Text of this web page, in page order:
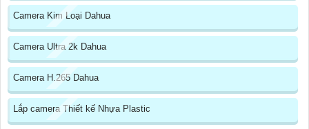
Camera Kim Loại Dahua
Camera Ultra 2k Dahua
Camera H.265 Dahua
Lắp camera Thiết kế Nhựa Plastic